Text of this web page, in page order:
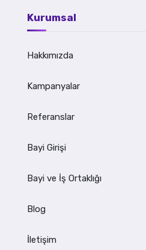
Kurumsal
Hakkımızda
Kampanyalar
Referanslar
Bayi Girişi
Bayi ve İş Ortaklığı
Blog
İletişim